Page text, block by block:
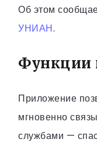
Об этом
УНИАН.
Функции
Приложение
мгновенно
службами —